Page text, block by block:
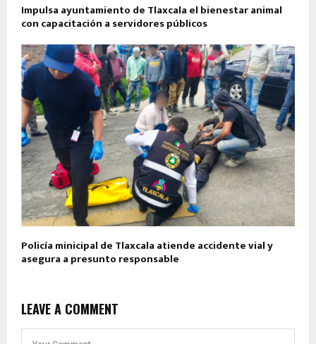
Impulsa ayuntamiento de Tlaxcala el bienestar animal
con capacitación a servidores públicos
Policía minicipal de Tlaxcala atiende accidente vial y
asegura a presunto responsable
LEAVE A COMMENT